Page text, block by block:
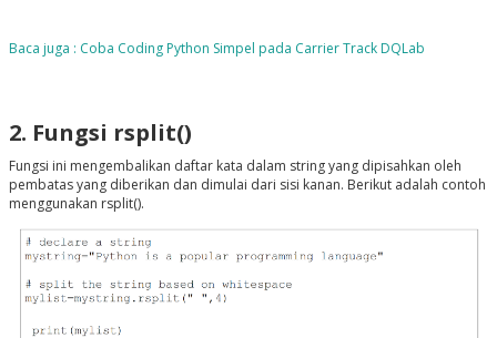
Baca juga : Coba Coding Python Simpel pada Carrier Track DQLab
2. Fungsi rsplit()
Fungsi ini mengembalikan daftar kata dalam string yang dipisahkan oleh
pembatas yang diberikan dan dimulai dari sisi kanan. Berikut adalah contoh
menggunakan rsplit().